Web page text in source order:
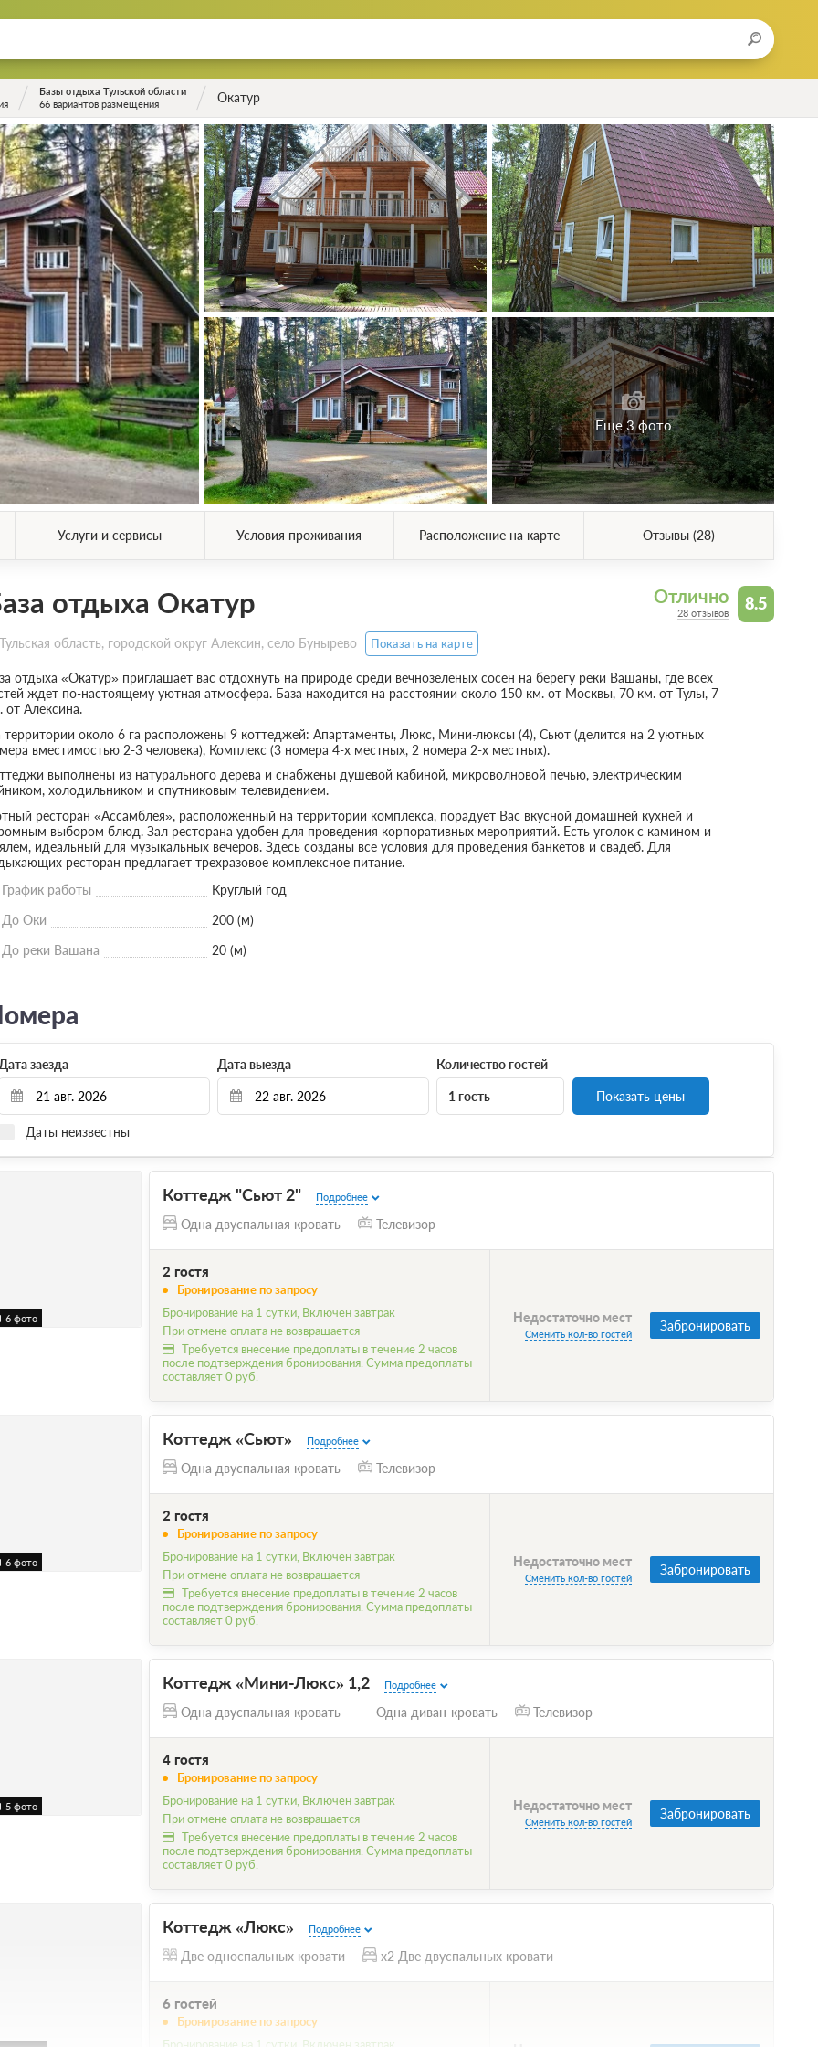
Базы отдыха Тульской области
66 вариантов размещения
Окатур
Еще 3 фото
Услуги и сервисы Условия проживания Расположение на карте Отзывы (28)
8.5
Отлично
28 отзывов
отдыха Окатур
область, городской округ Алексин, село Бунырево Показать на карте
отдыха «Окатур» приглашает вас отдохнуть на природе среди вечнозеленых сосен на берегу реки Вашаны, где всех
ждет по-настоящему уютная атмосфера. База находится на расстоянии около 150 км. от Москвы, 70 км. от Тулы, 7
от Алексина.
около 6 га расположены 9 коттеджей: Апартаменты, Люкс, Мини-люксы (4), Сьют (делится на 2 уютных
вместимостью 2-3 человека), Комплекс (3 номера 4-х местных, 2 номера 2-х местных).
выполнены из натурального дерева и снабжены душевой кабиной, микроволновой печью, электрическим
холодильником и спутниковым телевидением.
ресторан «Ассамблея», расположенный на территории комплекса, порадует Вас вкусной домашней кухней и
выбором блюд. Зал ресторана удобен для проведения корпоративных мероприятий. Есть уголок с камином и
идеальный для музыкальных вечеров. Здесь созданы все условия для проведения банкетов и свадеб. Для
ресторан предлагает трехразовое комплексное питание.
График работы
Круглый год
До Оки
200 (м)
До реки Вашана
20 (м)
заезда Дата выезда
Даты неизвестны
Количество гостей
1 гость Показать цены
6 фото
Коттедж "Сьют 2" Подробнее
Одна двуспальная кровать Телевизор
2 гостя
Бронирование по запросу
Бронирование на 1 сутки, Включен завтрак
При отмене оплата не возвращается
Требуется внесение предоплаты в течение 2 часов
после подтверждения бронирования. Сумма предоплаты
составляет 0 руб.
Недостаточно мест
Сменить кол-во гостей
Забронировать
6 фото
Коттедж «Сьют» Подробнее
Одна двуспальная кровать Телевизор
2 гостя
Бронирование по запросу
Бронирование на 1 сутки, Включен завтрак
При отмене оплата не возвращается
Требуется внесение предоплаты в течение 2 часов
после подтверждения бронирования. Сумма предоплаты
составляет 0 руб.
Недостаточно мест
Сменить кол-во гостей
Забронировать
5 фото
Коттедж «Мини-Люкс» 1,2 Подробнее
Одна двуспальная кровать Одна диван-кровать Телевизор
4 гостя
Бронирование по запросу
Бронирование на 1 сутки, Включен завтрак
При отмене оплата не возвращается
Требуется внесение предоплаты в течение 2 часов
после подтверждения бронирования. Сумма предоплаты
составляет 0 руб.
Недостаточно мест
Сменить кол-во гостей
Забронировать
Коттедж «Люкс» Подробнее
Две односпальных кровати x2 Две двуспальных кровати
6 гостей
Бронирование по запросу